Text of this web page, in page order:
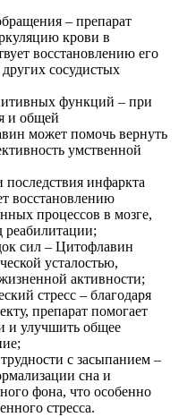
– препарат
крови в
восстановлению его
сосудистых
функций – при
и общей
может помочь вернуть
умственной
последствия инфаркта
восстановлению
процессов в мозге,
реабилитации;
сил – Цитофлавин
усталостью,
активности;
стресс – благодаря
препарат помогает
и улучшить общее
с засыпанием –
сна и
фона, что особенно
стресса.